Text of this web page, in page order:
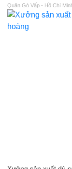
Quận Gò Vấp - Hồ Chí